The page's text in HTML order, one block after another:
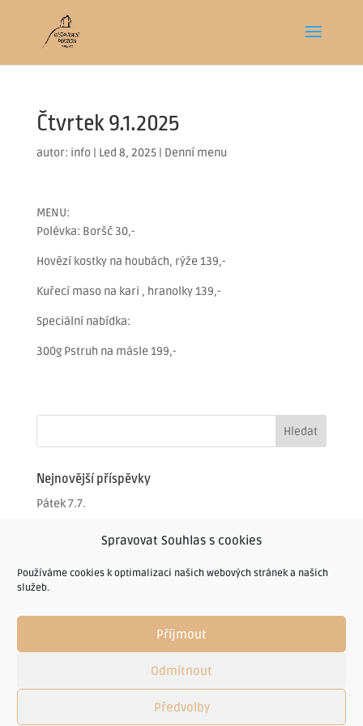
Spravovat Souhlas s cookies
Používáme cookies k optimalizaci našich webových stránek a našich
služeb.
Příjmout
Odmítnout
Předvolby
Čtvrtek 9.1.2025
autor: info| Led 8, 2025| Denní menu
MENU:
Polévka: Boršč 30,-
Hovězí kostky na houbách, rýže 139,-
Kuřecí maso na kari , hranolky 139,-
Speciální nabídka:
300g Pstruh na másle 199,-
Nejnovější příspěvky
Pátek 7.7.
Úterý 4.7.
© restauracechlumec.cz - 2005-2022 | RESTAURACE A